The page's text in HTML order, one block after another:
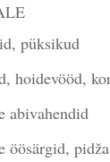
püksikud
hoidevööd,
abivahendid
öösärgid,